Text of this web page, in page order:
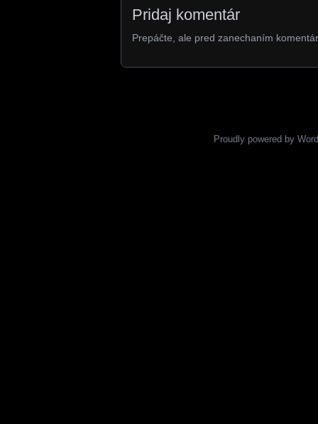
Pridaj komentár
Prepáčte, ale pred zanechaním
Proudly powered by